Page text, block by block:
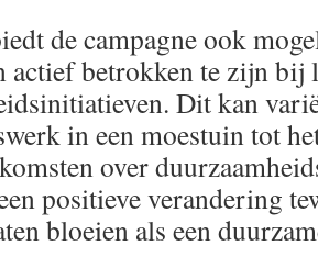
de campagne ook
actief betrokken te zijn bij
Dit kan
in een moestuin tot
over
positieve verandering
bloeien als een